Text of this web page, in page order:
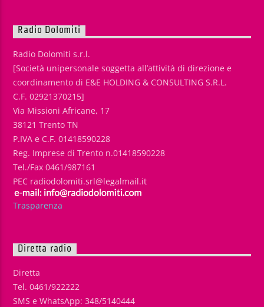
Radio Dolomiti
Radio Dolomiti s.r.l.
[Società unipersonale soggetta all’attività di direzione e
coordinamento di E&E HOLDING & CONSULTING S.R.L.
C.F. 02921370215]
Via Missioni Africane, 17
38121 Trento TN
P.IVA e C.F. 01418590228
Reg. Imprese di Trento n.01418590228
Tel./Fax 0461/987161
PEC radiodolomiti.srl@legalmail.it
Trasparenza
Diretta radio
Diretta
Tel. 0461/922222
SMS e WhatsApp: 348/5140444